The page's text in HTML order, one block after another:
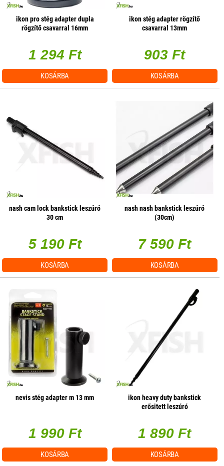
ikon pro stég adapter dupla
rögzítő csavarral 16mm
1 294 Ft
KOSÁRBA
ikon stég adapter rögzítő
csavarral 13mm
903 Ft
KOSÁRBA
nash cam lock bankstick leszúró
30 cm
5 190 Ft
KOSÁRBA
nash nash bankstick leszúró
(30cm)
7 590 Ft
KOSÁRBA
nevis stég adapter m 13 mm
1 990 Ft
KOSÁRBA
ikon heavy duty bankstick
erősitett leszúró
1 890 Ft
KOSÁRBA